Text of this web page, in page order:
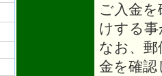
ご入金
けする
なお、
金を確